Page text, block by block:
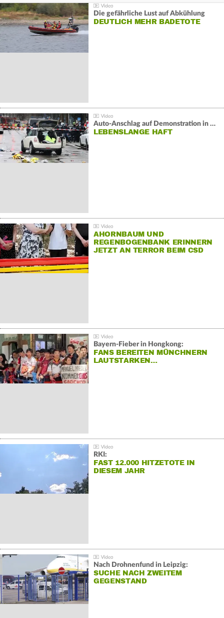
Die gefährliche Lust auf Abkühlung
DEUTLICH MEHR BADETOTE
Auto-Anschlag auf Demonstration in München:
LEBENSLANGE HAFT
AHORNBAUM UND
REGENBOGENBANK ERINNERN
JETZT AN TERROR BEIM CSD
Bayern-Fieber in Hongkong:
FANS BEREITEN MÜNCHNERN
LAUTSTARKEN…
RKI:
FAST 12.000 HITZETOTE IN
DIESEM JAHR
Nach Drohnenfund in Leipzig:
SUCHE NACH ZWEITEM
GEGENSTAND